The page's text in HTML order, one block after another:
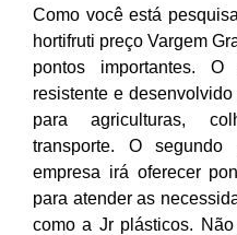
Como você está
hortifruti preço Vargem
pontos importantes.
resistente e
para agriculturas,
transporte. O
empresa irá oferecer
para atender as
como a Jr plásticos.